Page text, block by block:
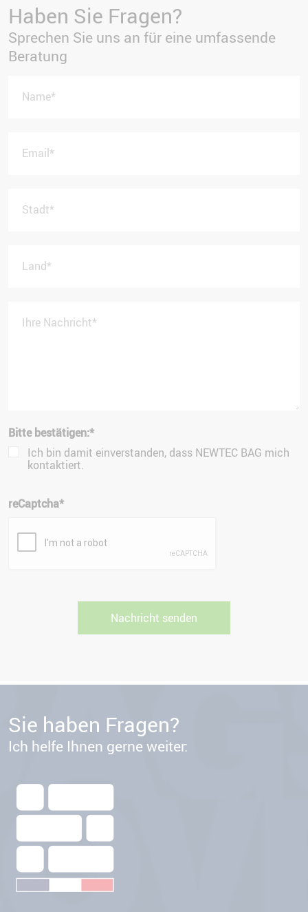
Haben Sie Fragen?
Sprechen Sie uns an für eine umfassende
Beratung
Name*
Email*
Stadt*
Land*
Ihre Nachricht*
Bitte bestätigen:*
Ich bin damit einverstanden, dass NEWTEC BAG mich
kontaktiert.
reCaptcha*
Sie haben Fragen?
Ich helfe Ihnen gerne weiter: